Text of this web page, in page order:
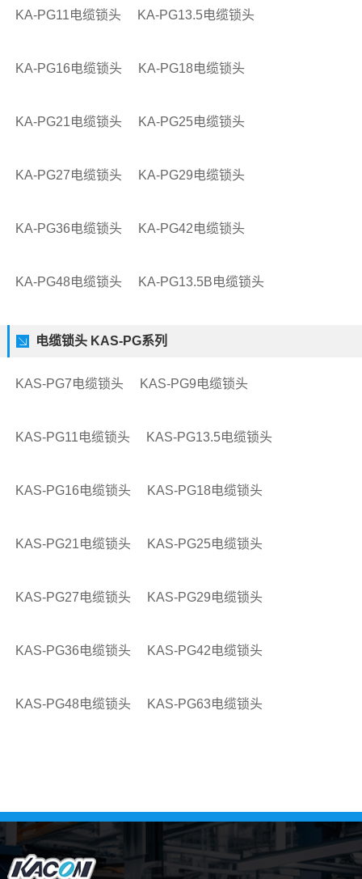
KA-PG11电缆锁头 KA-PG13.5电缆锁头
KA-PG16电缆锁头 KA-PG18电缆锁头
KA-PG21电缆锁头 KA-PG25电缆锁头
KA-PG27电缆锁头 KA-PG29电缆锁头
KA-PG36电缆锁头 KA-PG42电缆锁头
KA-PG48电缆锁头 KA-PG13.5B电缆锁头
电缆锁头 KAS-PG系列
KAS-PG7电缆锁头 KAS-PG9电缆锁头
KAS-PG11电缆锁头 KAS-PG13.5电缆锁头
KAS-PG16电缆锁头 KAS-PG18电缆锁头
KAS-PG21电缆锁头 KAS-PG25电缆锁头
KAS-PG27电缆锁头 KAS-PG29电缆锁头
KAS-PG36电缆锁头 KAS-PG42电缆锁头
KAS-PG48电缆锁头 KAS-PG63电缆锁头